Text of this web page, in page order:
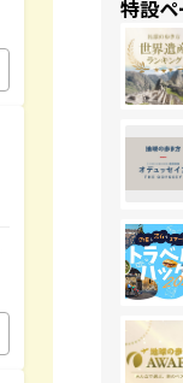
特設